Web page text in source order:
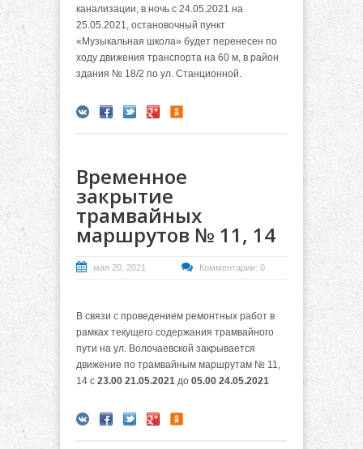
канализации, в ночь с 24.05.2021 на
25.05.2021, остановочный пункт
«Музыкальная школа» будет перенесен по
ходу движения транспорта на 60 м, в район
здания № 18/2 по ул. Станционной.
Временное
закрытие
трамвайных
маршрутов № 11, 14
мая 20, 2021 Комментарии: 0
В связи с проведением ремонтных работ в
рамках текущего содержания трамвайного
пути на ул. Волочаевской закрывается
движение по трамвайным маршрутам № 11,
14 с 23.00 21.05.2021 до 05.00 24.05.2021